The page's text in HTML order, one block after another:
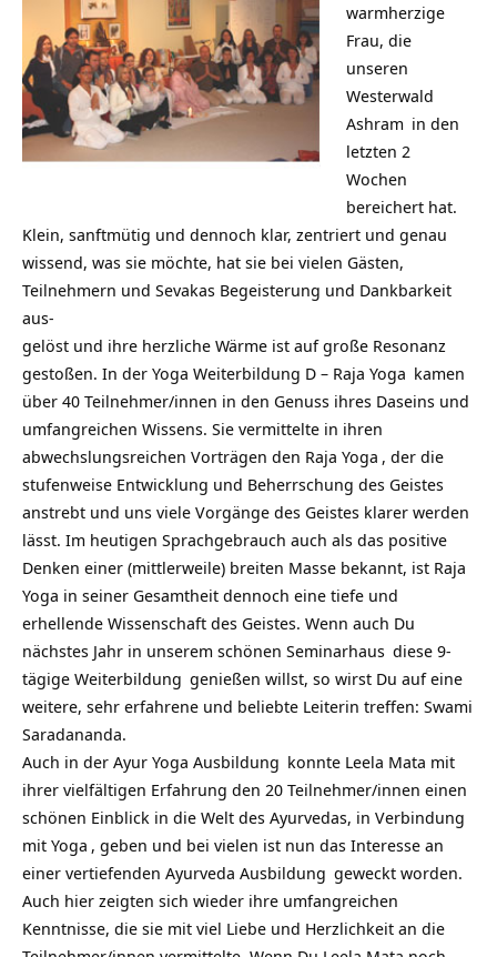
warmherzige
Frau, die
unseren
Westerwald
Ashram in den
letzten 2
Wochen
bereichert hat.
Klein, sanftmütig und dennoch klar, zentriert und genau
wissend, was sie möchte, hat sie bei vielen Gästen,
Teilnehmern und Sevakas Begeisterung und Dankbarkeit
aus-
gelöst und ihre herzliche Wärme ist auf große Resonanz
gestoßen. In der Yoga Weiterbildung D – Raja Yoga kamen
über 40 Teilnehmer/innen in den Genuss ihres Daseins und
umfangreichen Wissens. Sie vermittelte in ihren
abwechslungsreichen Vorträgen den Raja Yoga , der die
stufenweise Entwicklung und Beherrschung des Geistes
anstrebt und uns viele Vorgänge des Geistes klarer werden
lässt. Im heutigen Sprachgebrauch auch als das positive
Denken einer (mittlerweile) breiten Masse bekannt, ist Raja
Yoga in seiner Gesamtheit dennoch eine tiefe und
erhellende Wissenschaft des Geistes. Wenn auch Du
nächstes Jahr in unserem schönen Seminarhaus diese 9-
tägige Weiterbildung genießen willst, so wirst Du auf eine
weitere, sehr erfahrene und beliebte Leiterin treffen: Swami
Saradananda.
Auch in der Ayur Yoga Ausbildung konnte Leela Mata mit
ihrer vielfältigen Erfahrung den 20 Teilnehmer/innen einen
schönen Einblick in die Welt des Ayurvedas, in Verbindung
mit Yoga , geben und bei vielen ist nun das Interesse an
einer vertiefenden Ayurveda Ausbildung geweckt worden.
Auch hier zeigten sich wieder ihre umfangreichen
Kenntnisse, die sie mit viel Liebe und Herzlichkeit an die